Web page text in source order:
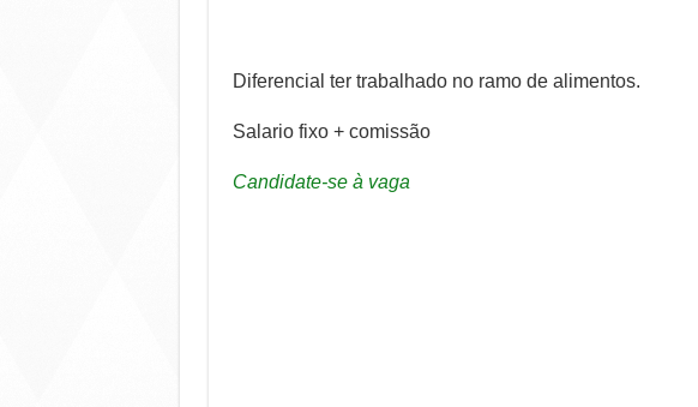
Diferencial ter trabalhado no ramo de alimentos.
Salario fixo + comissão
Candidate-se à vaga